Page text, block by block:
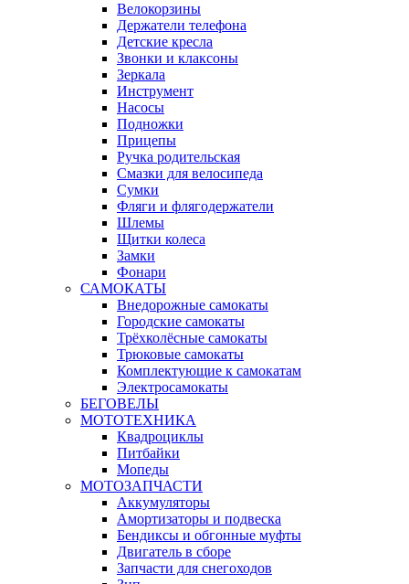
Велокорзины
Держатели телефона
Детские кресла
Звонки и клаксоны
Зеркала
Инструмент
Насосы
Подножки
Прицепы
Ручка родительская
Смазки для велосипеда
Сумки
Фляги и флягодержатели
Шлемы
Щитки колеса
Замки
Фонари
САМОКАТЫ
Внедорожные самокаты
Городские самокаты
Трёхколёсные самокаты
Трюковые самокаты
Комплектующие к самокатам
Электросамокаты
БЕГОВЕЛЫ
МОТОТЕХНИКА
Квадроциклы
Питбайки
Мопеды
МОТОЗАПЧАСТИ
Аккумуляторы
Амортизаторы и подвеска
Бендиксы и обгонные муфты
Двигатель в сборе
Запчасти для снегоходов